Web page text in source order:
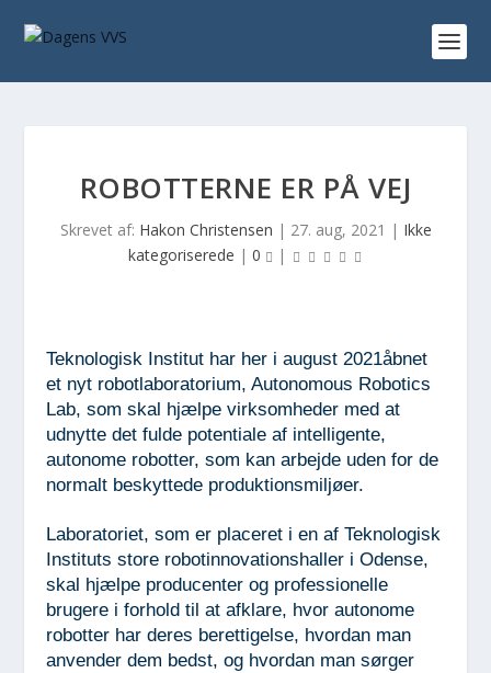
ROBOTTERNE ER PÅ VEJ
Skrevet af: Hakon Christensen | 27. aug, 2021 | Ikke
kategoriserede | 0 |
Teknologisk Institut har her i august 2021åbnet
et nyt robotlaboratorium, Autonomous Robotics
Lab, som skal hjælpe virksomheder med at
udnytte det fulde potentiale af intelligente,
autonome robotter, som kan arbejde uden for de
normalt beskyttede produktionsmiljøer.
Laboratoriet, som er placeret i en af Teknologisk
Instituts store robotinnovationshaller i Odense,
skal hjælpe producenter og professionelle
brugere i forhold til at afklare, hvor autonome
robotter har deres berettigelse, hvordan man
anvender dem bedst, og hvordan man sørger